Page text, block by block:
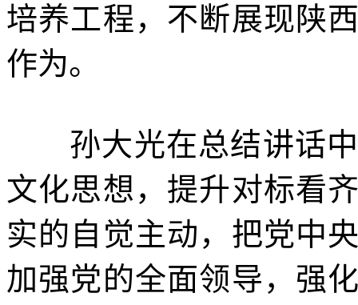
培养工程，不断展现陕
作为。
孙大光在总结讲话
文化思想，提升对标看
实的自觉主动，把党中
加强党的全面领导，强